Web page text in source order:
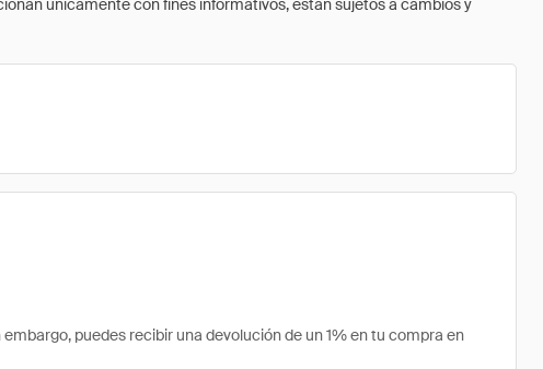
únicamente con fines informativos, están sujetos a cambios y
puedes recibir una devolución de un 1% en tu compra en